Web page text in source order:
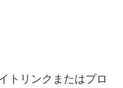
トリンクまたはプロ